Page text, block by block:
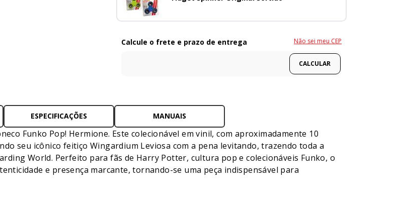
Não sei meu CEP
ESPECIFICAÇÕES MANUAIS
Funko Pop! Hermione. Este colecionável em vinil, com aproximadamente 10
seu icônico feitiço Wingardium Leviosa com a pena levitando, trazendo toda a
World. Perfeito para fãs de Harry Potter, cultura pop e colecionáveis Funko, o
e presença marcante, tornando-se uma peça indispensável para